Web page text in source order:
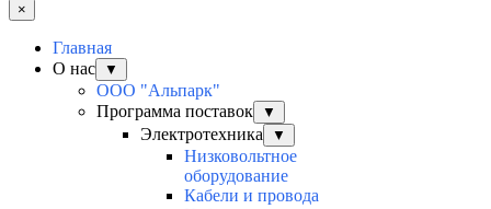
×
Главная
О нас
▼
ООО "Альпарк"
Программа поставок
▼
Электротехника ▼
Низковольтное
оборудование
Кабели и провода